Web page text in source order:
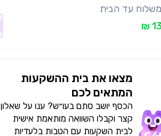
עד הבית
מצאו את בית ההשקעות
המתאים לכם
הכסף יושב סתם בעו״ש? ענו על שאלון
קצר וקבלו השוואה מותאמת אישית
לבית השקעות עם הטבות בלעדיות